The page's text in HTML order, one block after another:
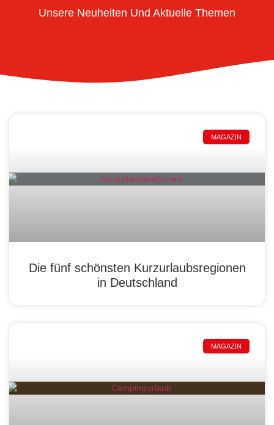
Unsere Neuheiten Und Aktuelle Themen
MAGAZIN
Die fünf schönsten Kurzurlaubsregionen
in Deutschland
MAGAZIN